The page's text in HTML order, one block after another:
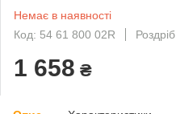
Немає в наявності
Код: 54 61 800 02R
Роздріб
1 658 ₴